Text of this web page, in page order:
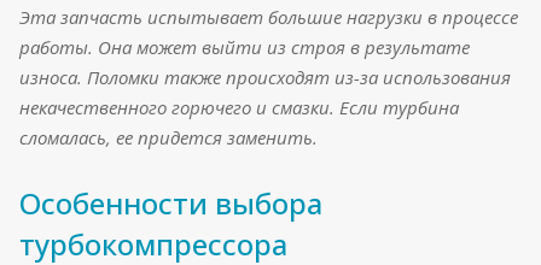
Эта запчасть испытывает большие нагрузки в процессе
работы. Она может выйти из строя в результате
износа. Поломки также происходят из-за использования
некачественного горючего и смазки. Если турбина
сломалась, ее придется заменить.
Особенности выбора
турбокомпрессора